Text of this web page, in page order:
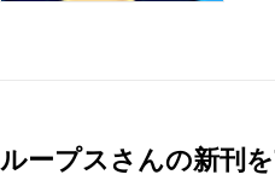
ループスさんの新刊